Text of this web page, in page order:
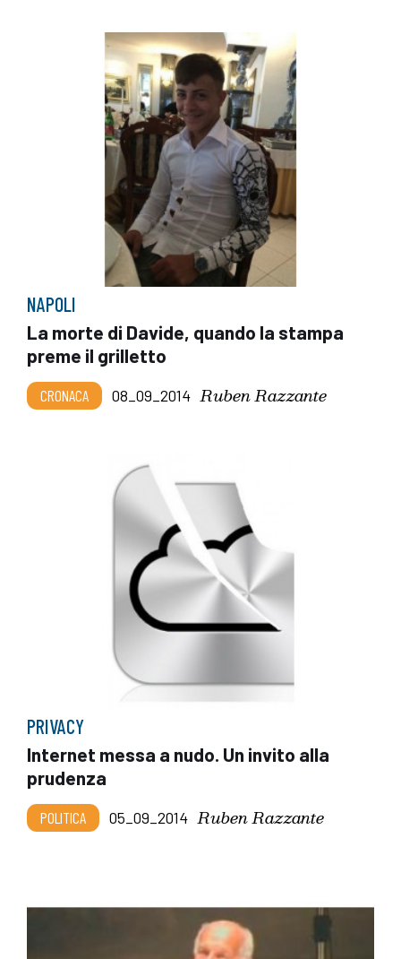
NAPOLI
La morte di Davide, quando la stampa
preme il grilletto
CRONACA 08_09_2014 Ruben Razzante
PRIVACY
Internet messa a nudo. Un invito alla
prudenza
POLITICA 05_09_2014 Ruben Razzante